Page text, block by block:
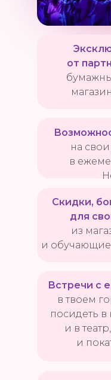
от
Скидки,
для
из
и
на
в
Встречи с
в твоем
посидеть в
и в
и